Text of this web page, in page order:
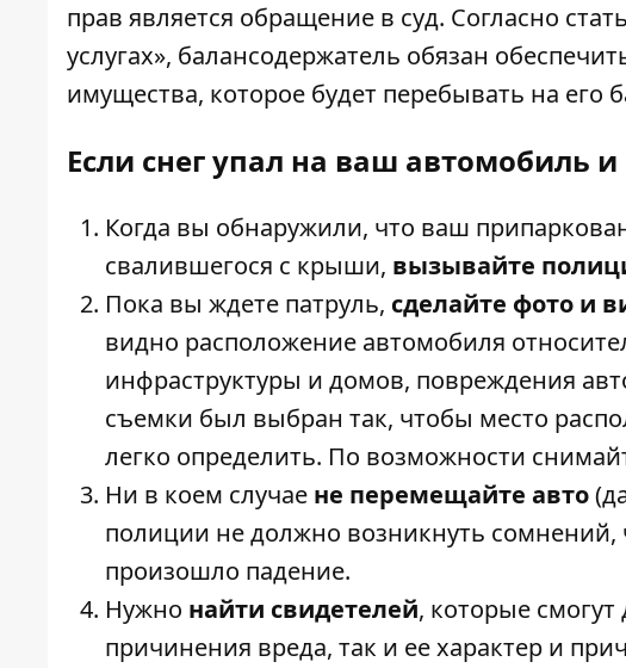
прав является обращение в суд. Согласно
услугах», балансодержатель обязан
имущества, которое будет перебывать на его
Если снег упал на ваш автомобиль
Когда вы обнаружили, что ваш
свалившегося с крыши, вызывайте
Пока вы ждете патруль, сделайте фото и
видно расположение автомобиля
инфраструктуры и домов, повреждения
съемки был выбран так, чтобы место
легко определить. По возможности
Ни в коем случае не перемещайте авто
полиции не должно возникнуть сомнений,
произошло падение.
Нужно найти свидетелей, которые
причинения вреда, так и ее характер и